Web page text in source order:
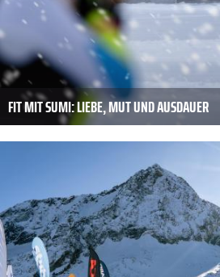
FIT MIT SUMI: LIEBE, MUT UND AUSDAUER